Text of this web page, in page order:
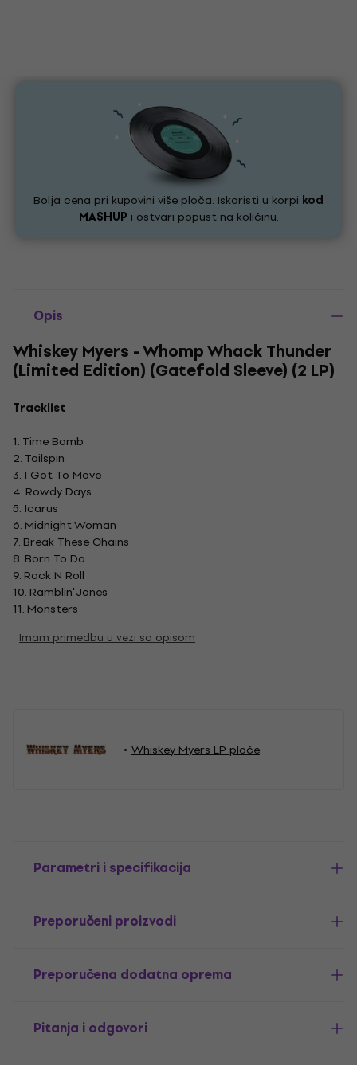
Bolja cena pri kupovini više ploča. Iskoristi u korpi kod
MASHUP i ostvari popust na količinu.
Opis
Whiskey Myers - Whomp Whack Thunder
(Limited Edition) (Gatefold Sleeve) (2 LP)
Tracklist
1. Time Bomb
2. Tailspin
3. I Got To Move
4. Rowdy Days
5. Icarus
6. Midnight Woman
7. Break These Chains
8. Born To Do
9. Rock N Roll
10. Ramblin' Jones
11. Monsters
Imam primedbu u vezi sa opisom
Whiskey Myers LP ploče
Parametri i specifikacija
Preporučeni proizvodi
Preporučena dodatna oprema
Pitanja i odgovori